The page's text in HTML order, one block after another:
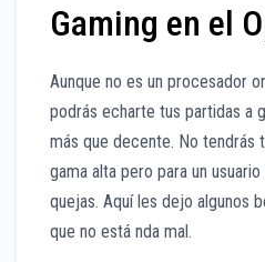
Gaming en el
Aunque no es un procesador
podrás echarte tus partidas a
más que decente. No tendrás
gama alta pero para un
quejas. Aquí les dejo algunos
que no está nda mal.